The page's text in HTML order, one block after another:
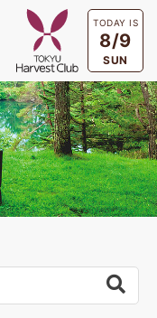
TODAY IS
8/9
SUN